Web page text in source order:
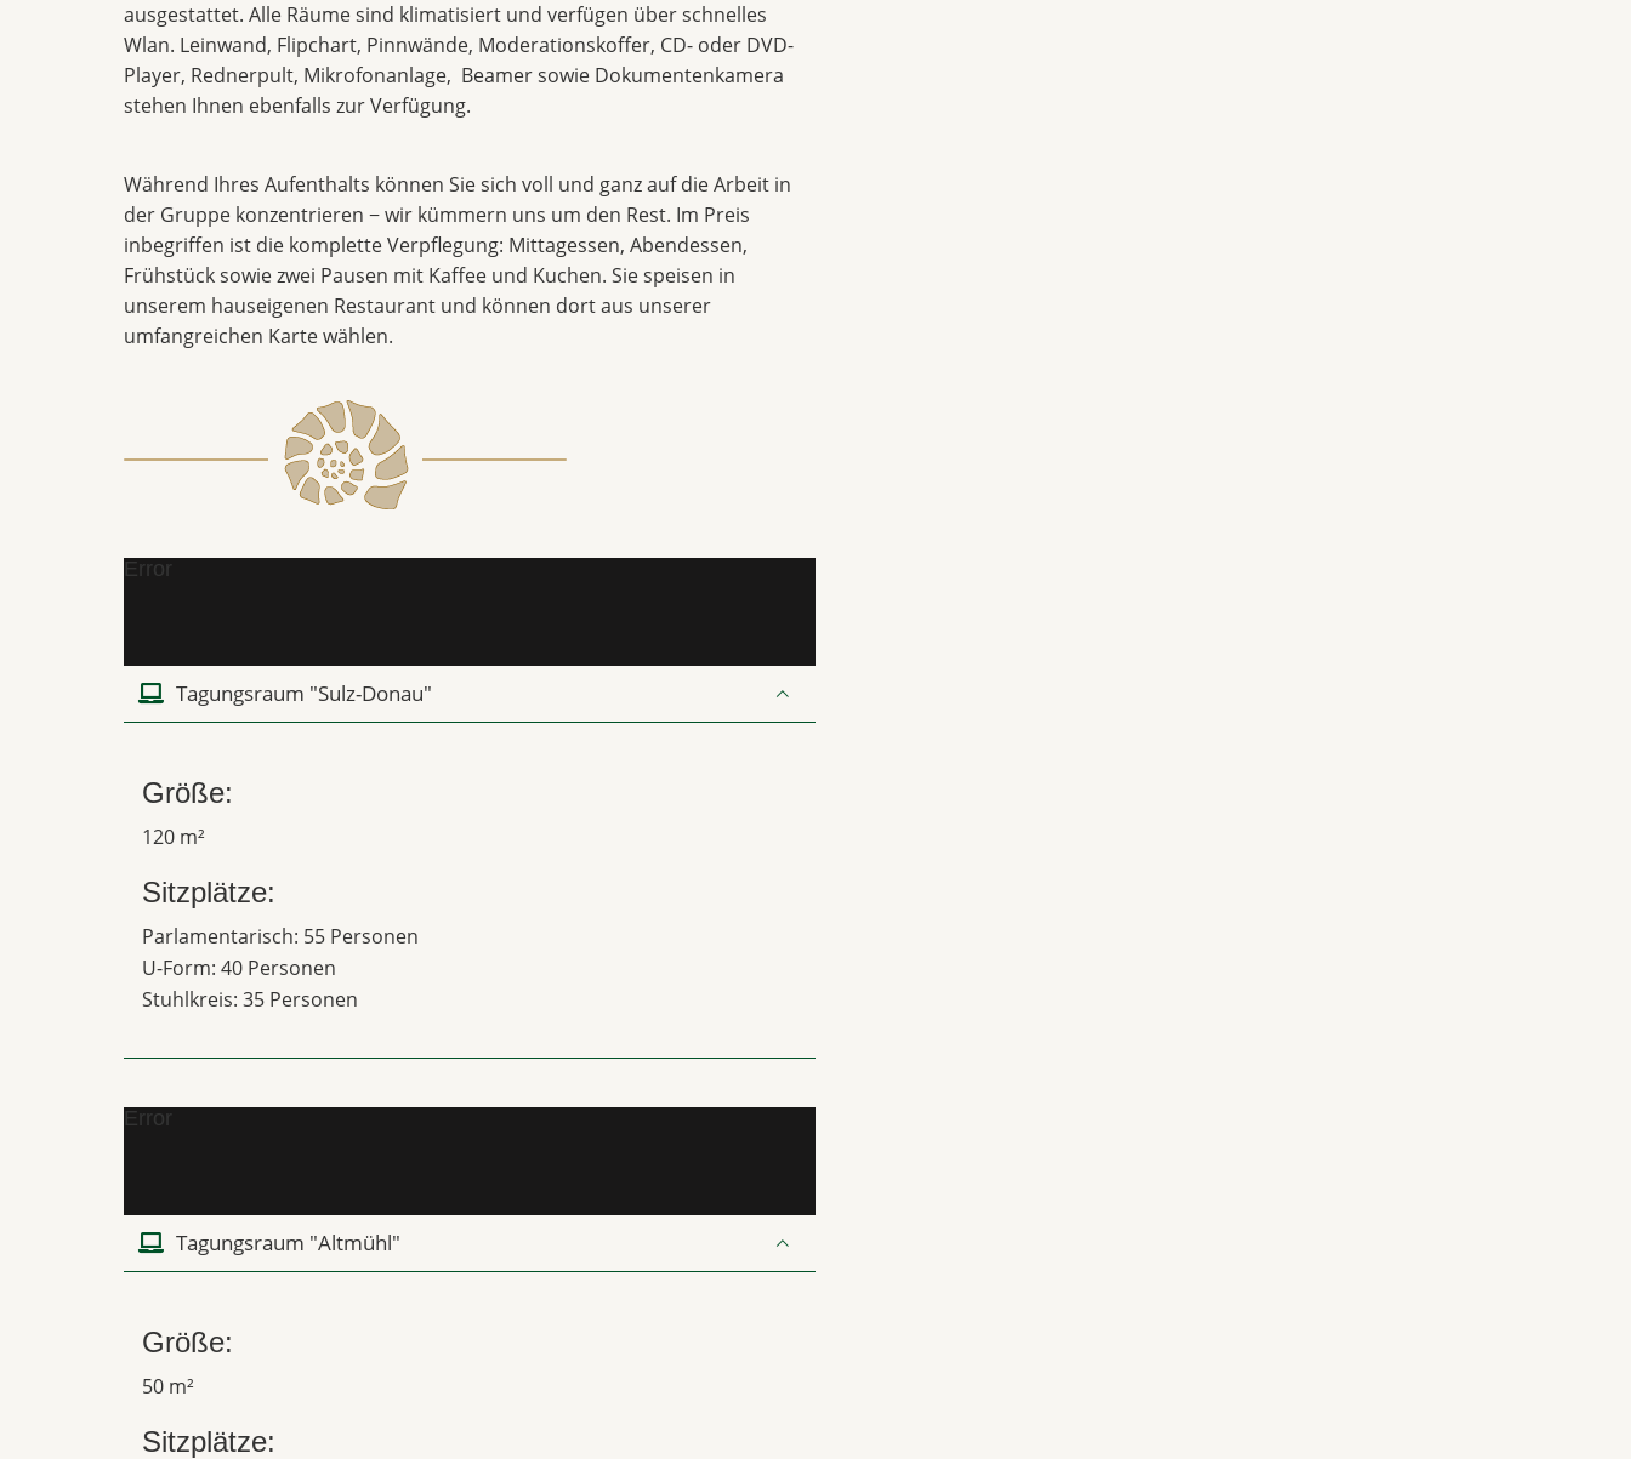
ausgestattet. Alle Räume sind klimatisiert und verfügen über schnelles
Wlan. Leinwand, Flipchart, Pinnwände, Moderationskoffer, CD- oder DVD-
Player, Rednerpult, Mikrofonanlage, Beamer sowie Dokumentenkamera
stehen Ihnen ebenfalls zur Verfügung.
Während Ihres Aufenthalts können Sie sich voll und ganz auf die Arbeit in
der Gruppe konzentrieren − wir kümmern uns um den Rest. Im Preis
inbegriffen ist die komplette Verpflegung: Mittagessen, Abendessen,
Frühstück sowie zwei Pausen mit Kaffee und Kuchen. Sie speisen in
unserem hauseigenen Restaurant und können dort aus unserer
umfangreichen Karte wählen.
Error
Tagungsraum "Sulz-Donau"
Größe:
120 m²
Sitzplätze:
Parlamentarisch: 55 Personen
U-Form: 40 Personen
Stuhlkreis: 35 Personen
Error
Tagungsraum "Altmühl"
Größe:
50 m²
Sitzplätze: